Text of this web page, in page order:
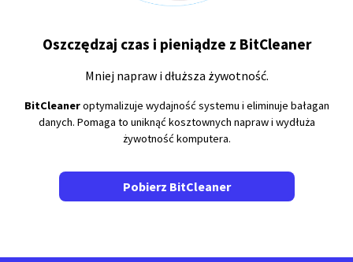
Oszczędzaj czas i pieniądze z BitCleaner
Mniej napraw i dłuższa żywotność.
BitCleaneroptymalizuje wydajność systemu i eliminuje bałagan
danych. Pomaga to uniknąć kosztownych napraw i wydłuża
żywotność komputera.
Pobierz BitCleaner